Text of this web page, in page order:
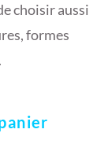
choisir aussi
formes